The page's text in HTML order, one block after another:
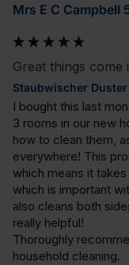
Mrs E C Campbell
Great things come
Staubwischer
I bought this last
3 rooms in our new
how to clean them,
everywhere! This
which means it
which is important
also cleans both
really helpful!
Thoroughly
household cleaning.